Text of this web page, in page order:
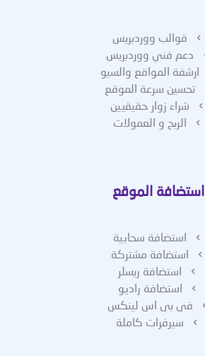
قوالب ووردبريس
دعم فني ووردبريس
ارشفة المواقع والسيو
تحسين سرعة الموقع
شراء زوار حقيقيين
الربح و العمولات
استضافة الموقع
استضافة سحابية
استضافة مشتركة
استضافة ريسلر
استضافة راديو
فى بى اس لينكس
سيرفرات كاملة